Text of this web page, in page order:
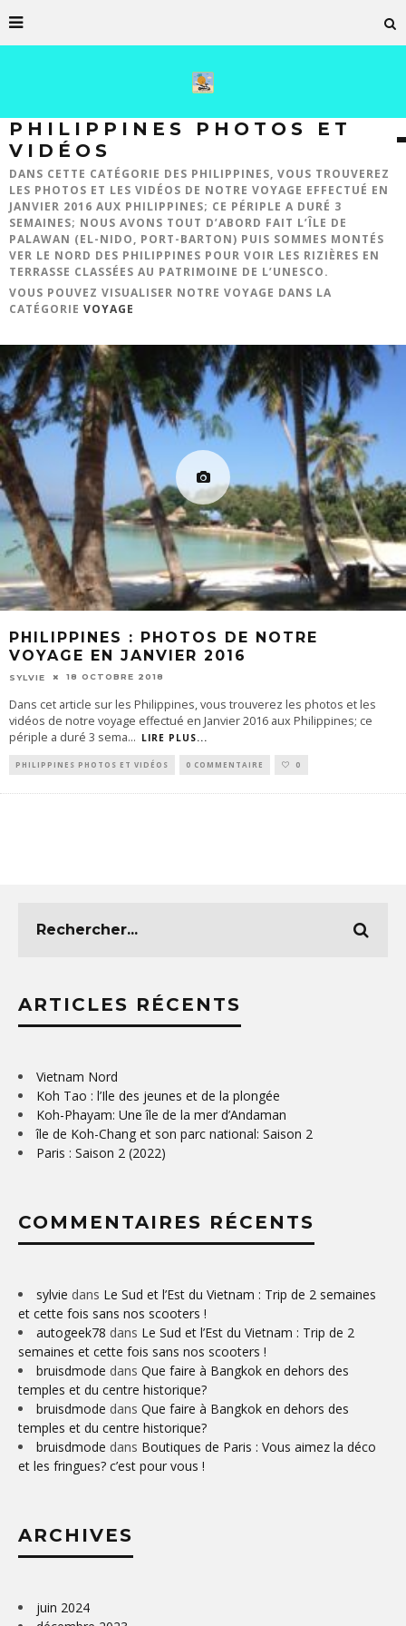
PHILIPPINES PHOTOS ET
VIDÉOS
DANS CETTE CATÉGORIE DES PHILIPPINES, VOUS TROUVEREZ
LES PHOTOS ET LES VIDÉOS DE NOTRE VOYAGE EFFECTUÉ EN
JANVIER 2016 AUX PHILIPPINES; CE PÉRIPLE A DURÉ 3
SEMAINES; NOUS AVONS TOUT D’ABORD FAIT L’ÎLE DE
PALAWAN (EL-NIDO, PORT-BARTON) PUIS SOMMES MONTÉS
VER LE NORD DES PHILIPPINES POUR VOIR LES RIZIÈRES EN
TERRASSE CLASSÉES AU PATRIMOINE DE L’UNESCO.
VOUS POUVEZ VISUALISER NOTRE VOYAGE DANS LA
CATÉGORIE VOYAGE
PHILIPPINES : PHOTOS DE NOTRE
VOYAGE EN JANVIER 2016
SYLVIE 18 OCTOBRE 2018
Dans cet article sur les Philippines, vous trouverez les photos et les
vidéos de notre voyage effectué en Janvier 2016 aux Philippines; ce
périple a duré 3 sema... LIRE PLUS...
PHILIPPINES PHOTOS ET VIDÉOS 0 COMMENTAIRE 0
ARTICLES RÉCENTS
Vietnam Nord
Koh Tao : l’Ile des jeunes et de la plongée
Koh-Phayam: Une île de la mer d’Andaman
île de Koh-Chang et son parc national: Saison 2
Paris : Saison 2 (2022)
COMMENTAIRES RÉCENTS
sylvie dans Le Sud et l’Est du Vietnam : Trip de 2 semaines
et cette fois sans nos scooters !
autogeek78 dans Le Sud et l’Est du Vietnam : Trip de 2
semaines et cette fois sans nos scooters !
bruisdmode dans Que faire à Bangkok en dehors des
temples et du centre historique?
bruisdmode dans Que faire à Bangkok en dehors des
temples et du centre historique?
bruisdmode dans Boutiques de Paris : Vous aimez la déco
et les fringues? c’est pour vous !
ARCHIVES
juin 2024